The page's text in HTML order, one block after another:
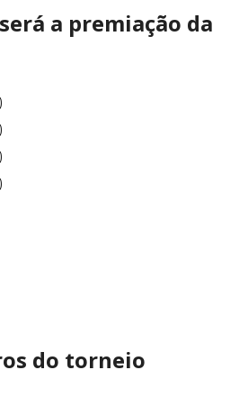
a premiação da
do torneio